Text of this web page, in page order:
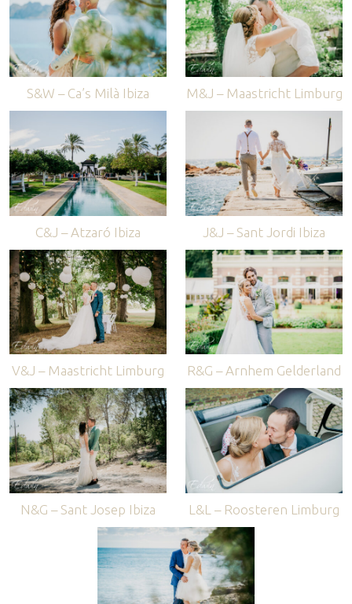
S&W – Ca’s Milà Ibiza M&J – Maastricht Limburg
C&J – Atzaró Ibiza J&J – Sant Jordi Ibiza
V&J – Maastricht Limburg R&G – Arnhem Gelderland
N&G – Sant Josep Ibiza L&L – Roosteren Limburg